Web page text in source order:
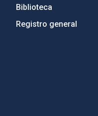
Biblioteca
Registro general